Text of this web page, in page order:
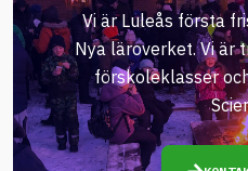
Vi är Luleås första
Nya läroverket. Vi är
förskoleklasser